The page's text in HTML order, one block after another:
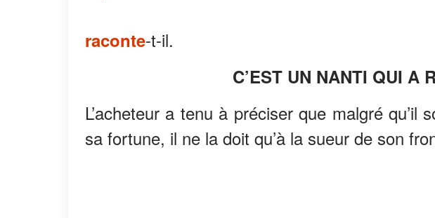
raconte-t-il.
C’EST UN NANTI QUI A
L’acheteur a tenu à préciser que malgré qu’il
sa fortune, il ne la doit qu’à la sueur de son